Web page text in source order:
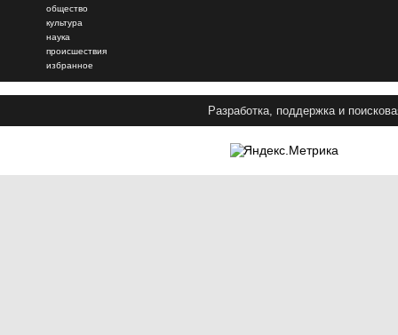
общество
культура
наука
происшествия
избранное
Разработка, поддержка и